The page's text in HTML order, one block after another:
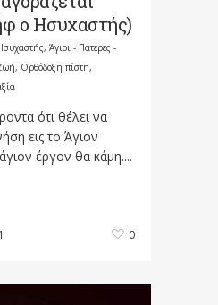
ο Ησυχαστής)
, Άγιοι - Πατέρες -
, Ορθόδοξη πίστη,
ότι θέλει να
εις το Άγιον
έργον θα κάμη....
0